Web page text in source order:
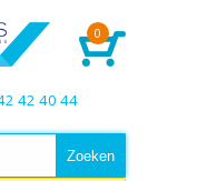
0
42 40 44